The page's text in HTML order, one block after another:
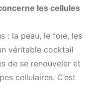
les cellules
: la peau, le foie, les
véritable cocktail
de se renouveler et
cellulaires. C’est